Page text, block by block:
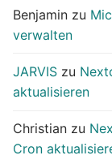
Benjamin zu
verwalten
JARVIS zu
aktualisieren
Christian zu
Cron